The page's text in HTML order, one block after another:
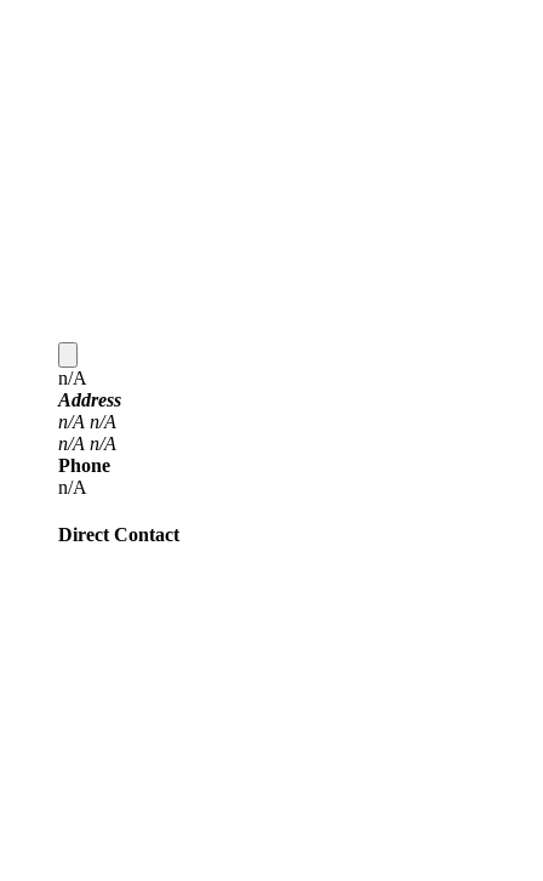
n/A
Address
n/A n/A
n/A n/A
Phone
n/A
Direct Contact